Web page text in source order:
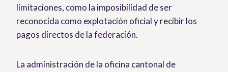
limitaciones, como la imposibilidad de ser
reconocida como explotación oficial y recibir los
pagos directos de la federación.
La administración de la oficina cantonal de